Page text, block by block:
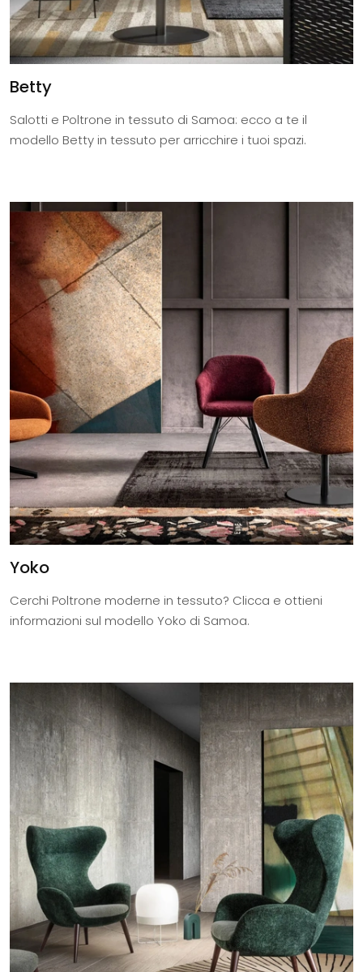
Betty
Salotti e Poltrone in tessuto di Samoa: ecco a te il
modello Betty in tessuto per arricchire i tuoi spazi.
Yoko
Cerchi Poltrone moderne in tessuto? Clicca e ottieni
informazioni sul modello Yoko di Samoa.